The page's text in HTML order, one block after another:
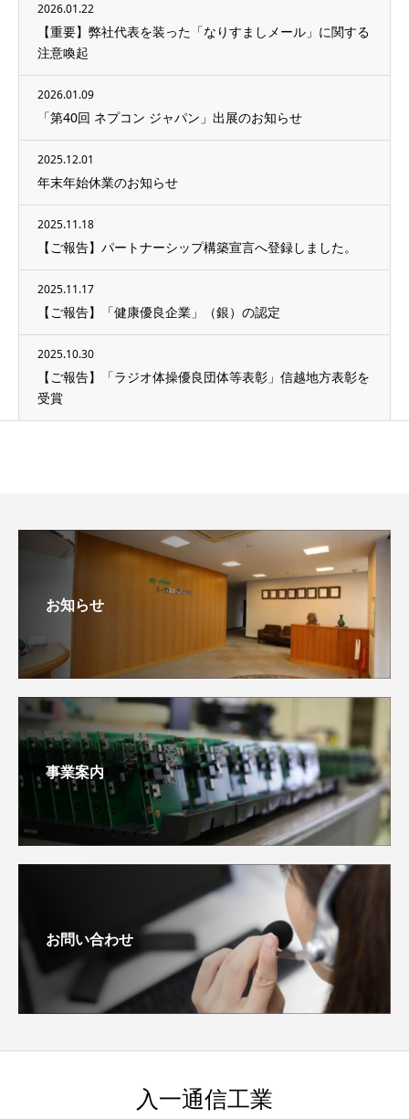
2026.01.22
【重要】弊社代表を装った「なりすましメール」に関する
注意喚起
2026.01.09
「第40回 ネプコン ジャパン」出展のお知らせ
2025.12.01
年末年始休業のお知らせ
2025.11.18
【ご報告】パートナーシップ構築宣言へ登録しました。
2025.11.17
【ご報告】「健康優良企業」（銀）の認定
2025.10.30
【ご報告】「ラジオ体操優良団体等表彰」信越地方表彰を
受賞
お知らせ
事業案内
お問い合わせ
入一通信工業